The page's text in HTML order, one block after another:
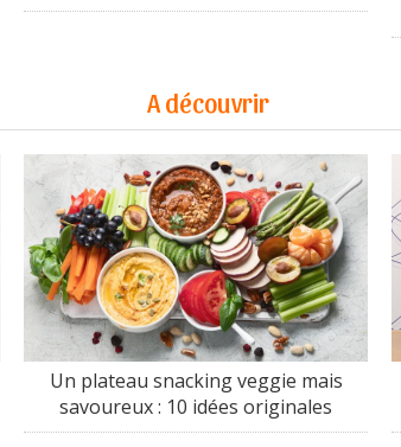
A découvrir
Un plateau snacking veggie mais
savoureux : 10 idées originales